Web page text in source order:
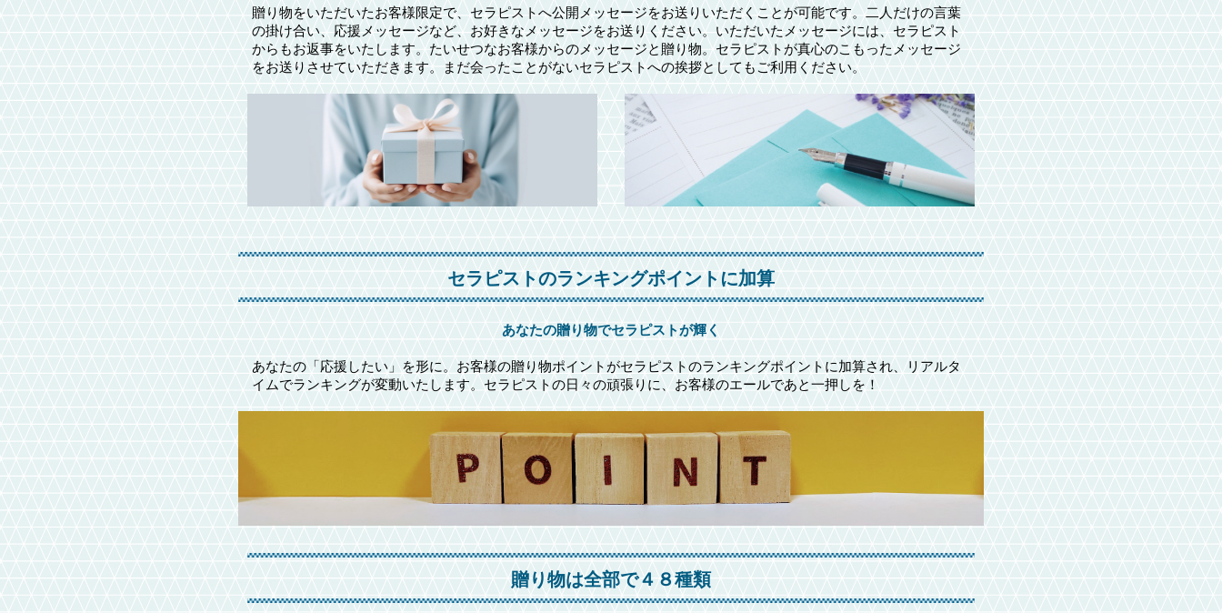
贈り物をいただいたお客様限定で、セラピストへ公開メッセージをお送りいただくことが可能です。二人だけの言葉
の掛け合い、応援メッセージなど、お好きなメッセージをお送りください。いただいたメッセージには、セラピスト
からもお返事をいたします。たいせつなお客様からのメッセージと贈り物。セラピストが真心のこもったメッセージ
をお送りさせていただきます。まだ会ったことがないセラピストへの挨拶としてもご利用ください。
セラピストのランキングポイントに加算
あなたの贈り物でセラピストが輝く
あなたの「応援したい」を形に。お客様の贈り物ポイントがセラピストのランキングポイントに加算され、リアルタ
イムでランキングが変動いたします。セラピストの日々の頑張りに、お客様のエールであと一押しを！
贈り物は全部で４８種類